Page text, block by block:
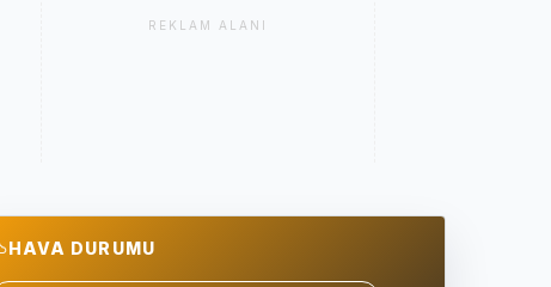
REKLAM ALANI
HAVA DURUMU